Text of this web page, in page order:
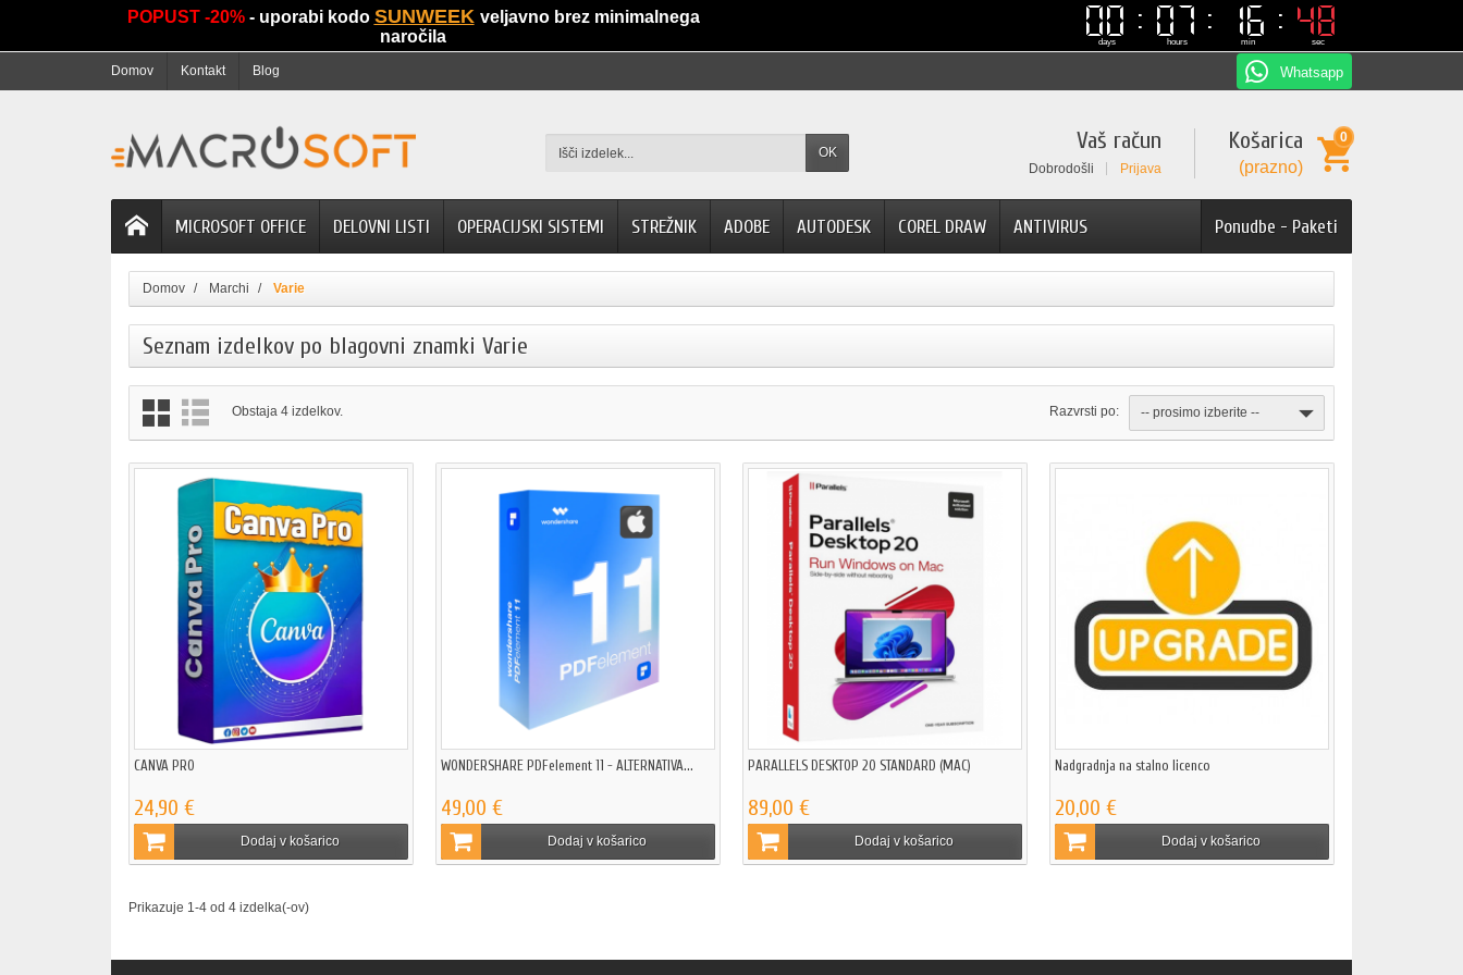
POPUST -20% - uporabi kodo SUNWEEK veljavno brez minimalnega
naročila
00
00
days
07
07
hours
16
16
min
48
48
sec
Domov Kontakt Blog Whatsapp
OK Košarica
(prazno)
0
Vaš račun
Dobrodošli Prijava
Ponudbe - Paketi
MICROSOFT OFFICE DELOVNI LISTI OPERACIJSKI SISTEMI STREŽNIK ADOBE AUTODESK COREL DRAW ANTIVIRUS
Domov Marchi Varie
Seznam izdelkov po blagovni znamki Varie
Obstaja 4 izdelkov. Razvrsti po: -- prosimo izberite --
CANVA PRO
24,90 €
Dodaj v košarico
WONDERSHARE PDFelement 11 - ALTERNATIVA...
49,00 €
Dodaj v košarico
PARALLELS DESKTOP 20 STANDARD (MAC)
89,00 €
Dodaj v košarico
Nadgradnja na stalno licenco
20,00 €
Dodaj v košarico
Prikazuje 1-4 od 4 izdelka(-ov)